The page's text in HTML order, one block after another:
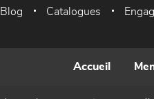
Blog Catalogues
Accueil